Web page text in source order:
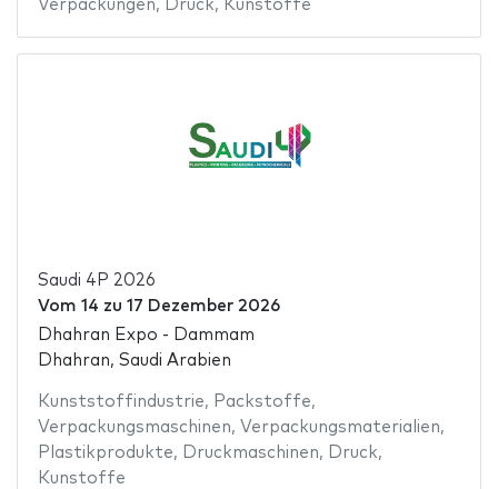
Verpackungen, Druck, Kunstoffe
Saudi 4P 2026
Vom 14 zu 17 Dezember 2026
Dhahran Expo - Dammam
Dhahran, Saudi Arabien
Kunststoffindustrie, Packstoffe,
Verpackungsmaschinen, Verpackungsmaterialien,
Plastikprodukte, Druckmaschinen, Druck,
Kunstoffe